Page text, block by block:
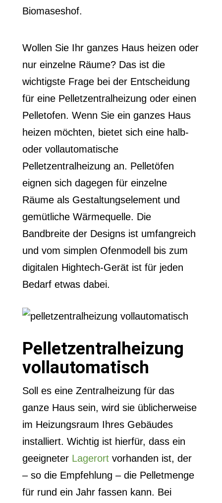
Biomaseshof.
Wollen Sie Ihr ganzes Haus heizen oder
nur einzelne Räume? Das ist die
wichtigste Frage bei der Entscheidung
für eine Pelletzentralheizung oder einen
Pelletofen. Wenn Sie ein ganzes Haus
heizen möchten, bietet sich eine halb-
oder vollautomatische
Pelletzentralheizung an. Pelletöfen
eignen sich dagegen für einzelne
Räume als Gestaltungselement und
gemütliche Wärmequelle. Die
Bandbreite der Designs ist umfangreich
und vom simplen Ofenmodell bis zum
digitalen Hightech-Gerät ist für jeden
Bedarf etwas dabei.
Pelletzentralheizung
vollautomatisch
Soll es eine Zentralheizung für das
ganze Haus sein, wird sie üblicherweise
im Heizungsraum Ihres Gebäudes
installiert. Wichtig ist hierfür, dass ein
geeigneter Lagerort vorhanden ist, der
– so die Empfehlung – die Pelletmenge
für rund ein Jahr fassen kann. Bei